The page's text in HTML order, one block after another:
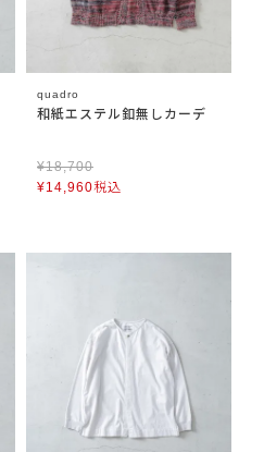
quadro
和紙エステル釦無しカーデ
¥18,700
¥14,960税込